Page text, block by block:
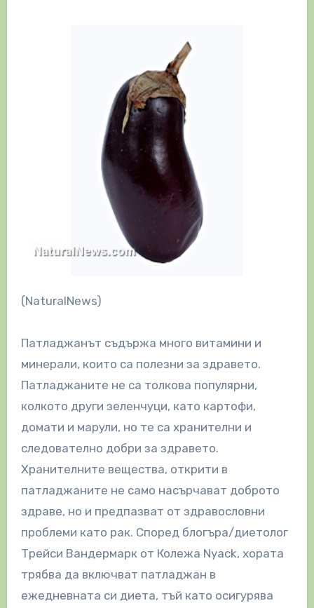
(NaturalNews)
Патладжанът съдържа много витамини и
минерали, които са полезни за здравето.
Патладжаните не са толкова популярни,
колкото други зеленчуци, като картофи,
домати и марули, но те са хранителни и
следователно добри за здравето.
Хранителните вещества, открити в
патладжаните не само насърчават доброто
здраве, но и предпазват от здравословни
проблеми като рак. Според блогъра/диетолог
Трейси Вандермарк от Колежа Nyack, хората
трябва да включват патладжан в
ежедневната си диета, тъй като осигурява